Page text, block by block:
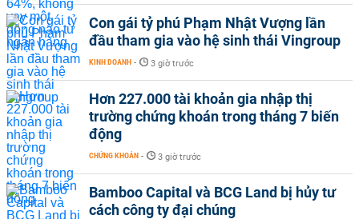
Con gái tỷ phú Phạm Nhật Vượng lần
đầu tham gia vào hệ sinh thái Vingroup
KINH DOANH - 3 giờ trước
Hơn 227.000 tài khoản gia nhập thị
trường chứng khoán trong tháng 7 biến
động
CHỨNG KHOÁN - 3 giờ trước
Bamboo Capital và BCG Land bị hủy tư
cách công ty đại chúng